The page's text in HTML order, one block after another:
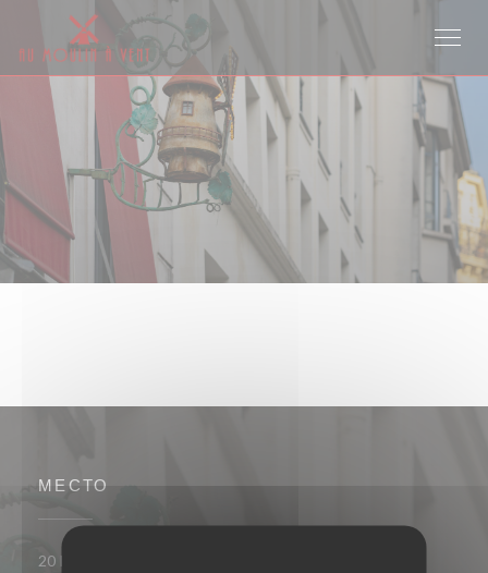
Панель управления cookies
МЕСТО
20 Rue des Fossés Saint-Bernard 75005 PARIS